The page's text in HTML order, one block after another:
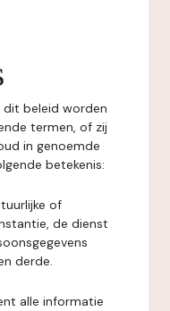
dit beleid worden
termen, of zij
in genoemde
betekenis:
of
de dienst
derde.
alle informatie